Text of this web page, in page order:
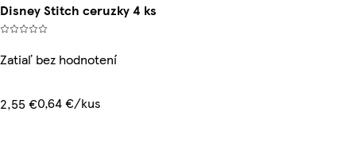
Disney Stitch ceruzky 4 ks
Zatiaľ bez hodnotení
2,55 €0,64 €/kus